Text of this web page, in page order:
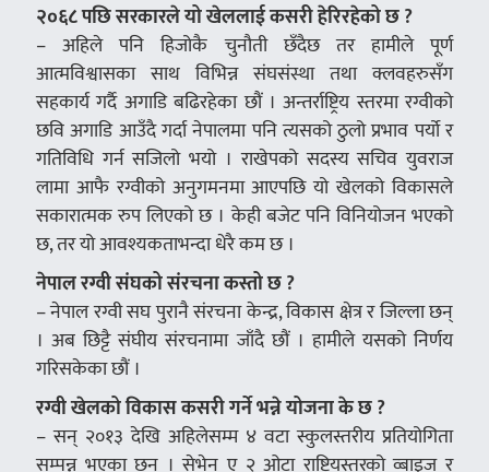
२०६८ पछि सरकारले यो खेललाई कसरी हेरिरहेको छ ?
– अहिले पनि हिजोकै चुनौती छँदैछ तर हामीले पूर्ण
आत्मविश्वासका साथ विभिन्न संघसंस्था तथा क्लवहरुसँग
सहकार्य गर्दै अगाडि बढिरहेका छौं । अन्तर्राष्ट्रिय स्तरमा रग्वीको
छवि अगाडि आउँदै गर्दा नेपालमा पनि त्यसको ठुलो प्रभाव पर्यो र
गतिविधि गर्न सजिलो भयो । राखेपको सदस्य सचिव युवराज
लामा आफै रग्वीको अनुगमनमा आएपछि यो खेलको विकासले
सकारात्मक रुप लिएको छ । केही बजेट पनि विनियोजन भएको
छ, तर यो आवश्यकताभन्दा धेरै कम छ ।
नेपाल रग्वी संघको संरचना कस्तो छ ?
– नेपाल रग्वी सघ पुरानै संरचना केन्द्र, विकास क्षेत्र र जिल्ला छन्
। अब छिट्टै संघीय संरचनामा जाँदै छौं । हामीले यसको निर्णय
गरिसकेका छौं ।
रग्वी खेलको विकास कसरी गर्ने भन्ने योजना के छ ?
– सन् २०१३ देखि अहिलेसम्म ४ वटा स्कुलस्तरीय प्रतियोगिता
सम्पन्न भएका छन् । सेभेन ए २ ओटा राष्ट्रियस्तरको व्बाइज र